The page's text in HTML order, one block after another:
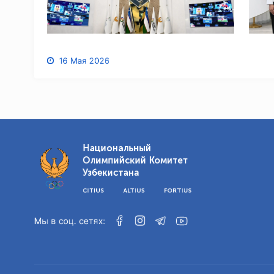
16 Мая 2026
Национальный
Олимпийский Комитет
Узбекистана
CITIUS ALTIUS FORTIUS
Мы в соц. сетях: